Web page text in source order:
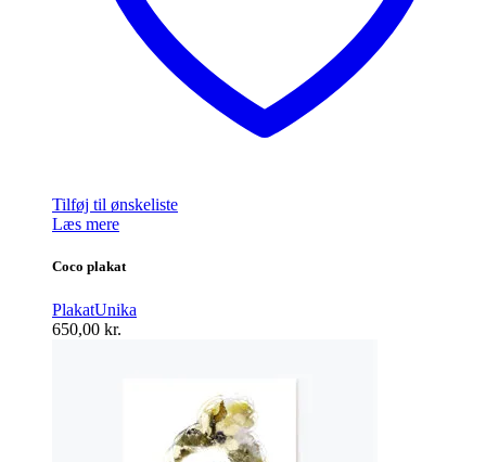
Tilføj til ønskeliste
Læs mere
Coco plakat
PlakatUnika
650,00 kr.